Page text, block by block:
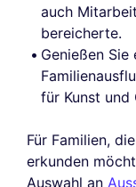
auch
bereicherte.
Genießen Sie
für Kunst und
Für Familien,
erkunden
Auswahl an